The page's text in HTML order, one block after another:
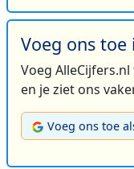
Voeg ons toe
Voeg
en je ziet ons
Voeg ons toe